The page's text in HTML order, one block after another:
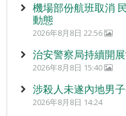
機場部份航班取消
動態
2026年8月8日 22:56
治安警察局持續開
2026年8月8日 15:40
涉殺人未遂內地男
2026年8月8日 14:24